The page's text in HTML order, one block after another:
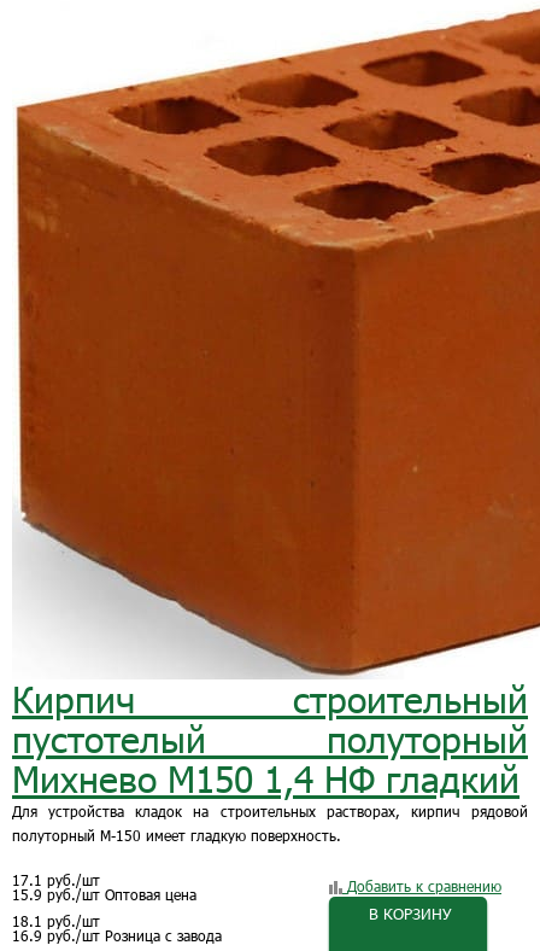
Кирпич строительный
пустотелый полуторный
Михнево М150 1,4 НФ гладкий
Для устройства кладок на строительных растворах, кирпич рядовой
полуторный М-150 имеет гладкую поверхность.
17.1 руб./шт
15.9 руб./шт Оптовая цена
18.1 руб./шт
16.9 руб./шт Розница с завода
Добавить к сравнению
В КОРЗИНУ